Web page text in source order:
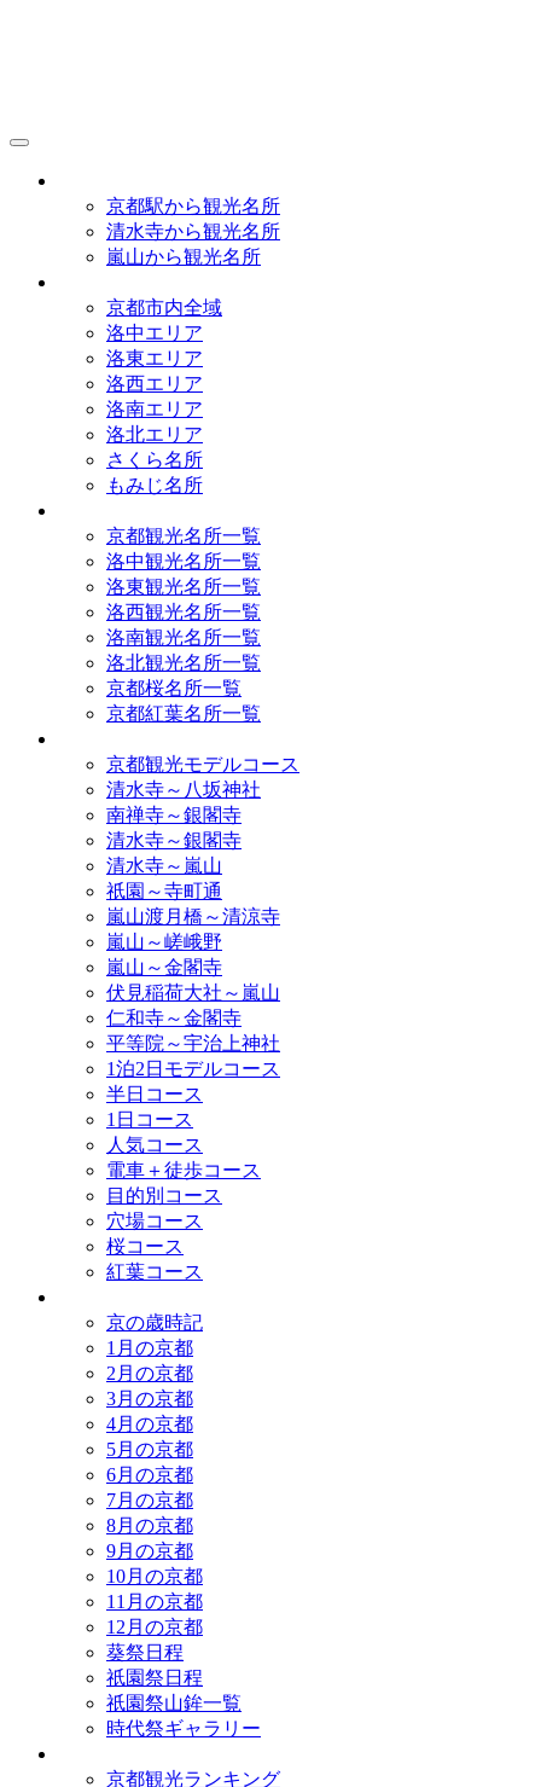
京都駅から観光名所
清水寺から観光名所
嵐山から観光名所
京都市内全域
洛中エリア
洛東エリア
洛西エリア
洛南エリア
洛北エリア
さくら名所
もみじ名所
京都観光名所一覧
洛中観光名所一覧
洛東観光名所一覧
洛西観光名所一覧
洛南観光名所一覧
洛北観光名所一覧
京都桜名所一覧
京都紅葉名所一覧
京都観光モデルコース
清水寺～八坂神社
南禅寺～銀閣寺
清水寺～銀閣寺
清水寺～嵐山
祇園～寺町通
嵐山渡月橋～清涼寺
嵐山～嵯峨野
嵐山～金閣寺
伏見稲荷大社～嵐山
仁和寺～金閣寺
平等院～宇治上神社
1泊2日モデルコース
半日コース
1日コース
人気コース
電車＋徒歩コース
目的別コース
穴場コース
桜コース
紅葉コース
京の歳時記
1月の京都
2月の京都
3月の京都
4月の京都
5月の京都
6月の京都
7月の京都
8月の京都
9月の京都
10月の京都
11月の京都
12月の京都
葵祭日程
祇園祭日程
祇園祭山鉾一覧
時代祭ギャラリー
京都観光ランキング